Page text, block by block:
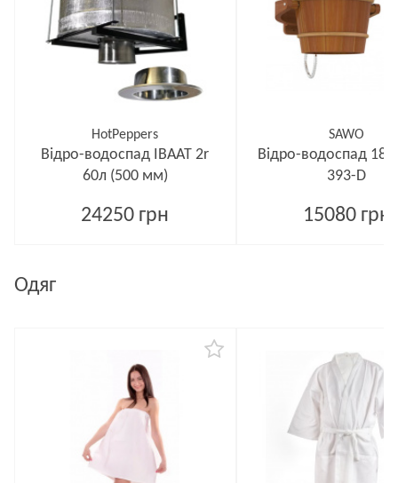
HotPeppers
Відро-водоспад ІВААТ 2r
60л (500 мм)
24250 грн
SAWO
Відро-водоспад 18
393-D
15080 грн
Одяг